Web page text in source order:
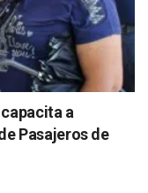
a
Pasajeros de